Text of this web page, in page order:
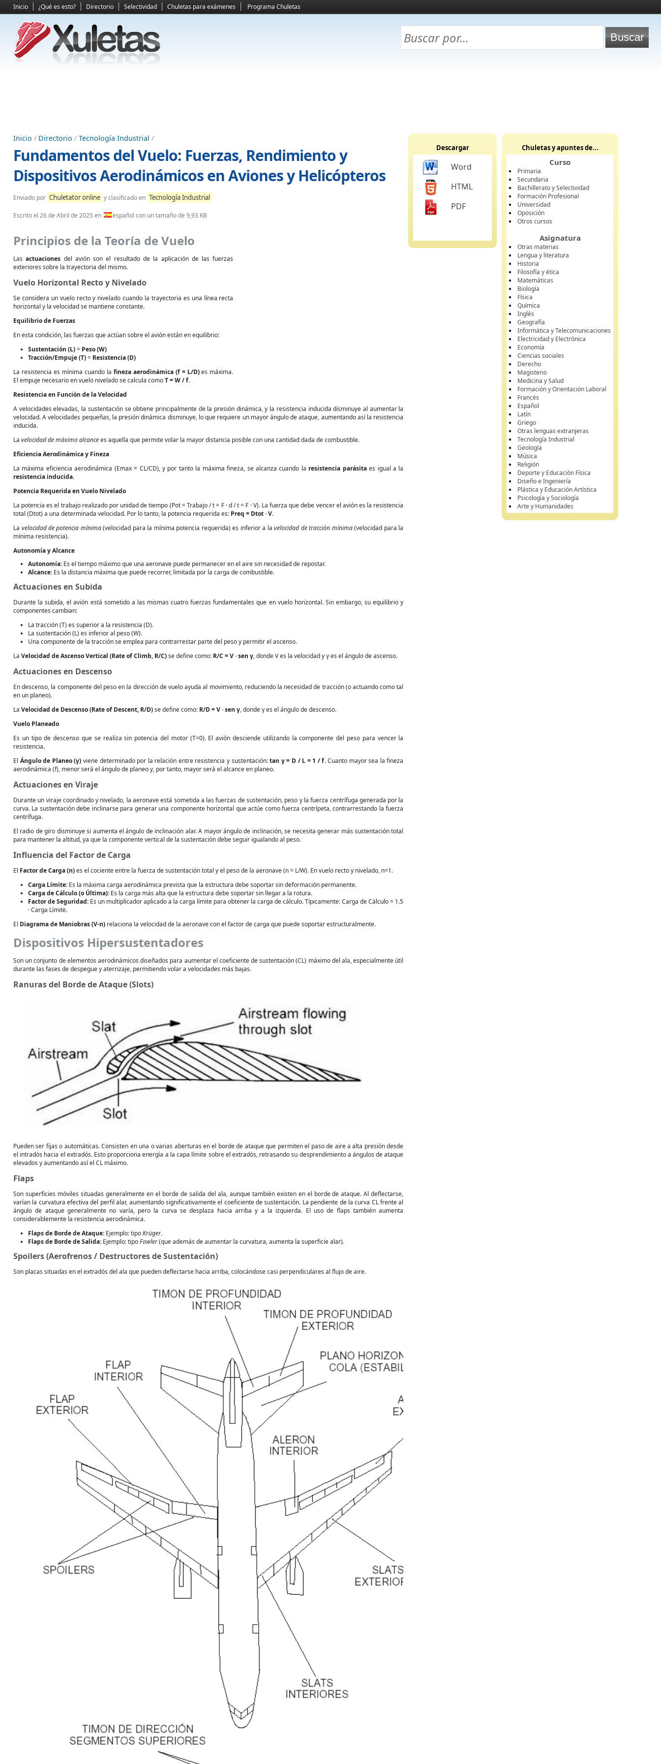
Inicio ¿Qué es esto? Directorio Selectividad Chuletas para exámenes Programa Chuletas
Inicio / Directorio / Tecnología Industrial /
Fundamentos del Vuelo: Fuerzas, Rendimiento y
Dispositivos Aerodinámicos en Aviones y Helicópteros
Enviado por Chuletator online y clasificado en Tecnología Industrial
Escrito el 26 de Abril de 2025 en español con un tamaño de 9,93 KB
Principios de la Teoría de Vuelo
Lasactuaciones del avión son el resultado de la aplicación de las fuerzas
exteriores sobre la trayectoria del mismo.
Vuelo Horizontal Recto y Nivelado
Se considera un vuelo recto y nivelado cuando la trayectoria es una línea recta
horizontal y la velocidad se mantiene constante.
Equilibrio de Fuerzas
En esta condición, las fuerzas que actúan sobre el avión están en equilibrio:
Sustentación (L)= Peso (W)
Tracción/Empuje (T)= Resistencia (D)
La resistencia es mínima cuando la fineza aerodinámica (f = L/D)es máxima.
El empuje necesario en vuelo nivelado se calcula comoT = W / f.
Resistencia en Función de la Velocidad
A velocidades elevadas, la sustentación se obtiene principalmente de la presión dinámica, y la resistencia inducida disminuye al aumentar la
velocidad. A velocidades pequeñas, la presión dinámica disminuye, lo que requiere un mayor ángulo de ataque, aumentando así la resistencia
inducida.
La velocidad de máximo alcancees aquella que permite volar la mayor distancia posible con una cantidad dada de combustible.
Eficiencia Aerodinámica y Fineza
La máxima eficiencia aerodinámica (Emax = CL/CD), y por tanto la máxima fineza, se alcanza cuando la resistencia parásitaes igual a la
resistencia inducida.
Potencia Requerida en Vuelo Nivelado
La potencia es el trabajo realizado por unidad de tiempo (Pot = Trabajo / t = F · d / t = F · V). La fuerza que debe vencer el avión es la resistencia
total (Dtot) a una determinada velocidad. Por lo tanto, la potencia requerida es: Preq = Dtot · V.
La velocidad de potencia mínima(velocidad para la mínima potencia requerida) es inferior a lavelocidad de tracción mínima(velocidad para la
mínima resistencia).
Autonomía y Alcance
Autonomía: Es el tiempo máximo que una aeronave puede permanecer en el aire sin necesidad de repostar.
Alcance: Es la distancia máxima que puede recorrer, limitada por la carga de combustible.
Actuaciones en Subida
Durante la subida, el avión está sometido a las mismas cuatro fuerzas fundamentales que en vuelo horizontal. Sin embargo, su equilibrio y
componentes cambian:
La tracción (T) es superior a la resistencia (D).
La sustentación (L) es inferior al peso (W).
Una componente de la tracción se emplea para contrarrestar parte del peso y permitir el ascenso.
La Velocidad de Ascenso Vertical (Rate of Climb, R/C)se define como: R/C = V · sen γ, donde V es la velocidad y γ es el ángulo de ascenso.
Actuaciones en Descenso
En descenso, la componente del peso en la dirección de vuelo ayuda al movimiento, reduciendo la necesidad de tracción (o actuando como tal
en un planeo).
La Velocidad de Descenso (Rate of Descent, R/D)se define como: R/D = V · sen γ, donde γ es el ángulo de descenso.
Vuelo Planeado
Es un tipo de descenso que se realiza sin potencia del motor (T=0). El avión desciende utilizando la componente del peso para vencer la
resistencia.
El Ángulo de Planeo (γ) viene determinado por la relación entre resistencia y sustentación:tan γ = D / L = 1 / f. Cuanto mayor sea la fineza
aerodinámica (f), menor será el ángulo de planeo y, por tanto, mayor será el alcance en planeo.
Actuaciones en Viraje
Durante un viraje coordinado y nivelado, la aeronave está sometida a las fuerzas de sustentación, peso y la fuerza centrífuga generada por la
curva. La sustentación debe inclinarse para generar una componente horizontal que actúe como fuerza centrípeta, contrarrestando la fuerza
centrífuga.
El radio de giro disminuye si aumenta el ángulo de inclinación alar. A mayor ángulo de inclinación, se necesita generar más sustentación total
para mantener la altitud, ya que la componente vertical de la sustentación debe seguir igualando al peso.
Influencia del Factor de Carga
El Factor de Carga (n)es el cociente entre la fuerza de sustentación total y el peso de la aeronave (n = L/W). En vuelo recto y nivelado, n=1.
Carga Límite: Es la máxima carga aerodinámica prevista que la estructura debe soportar sin deformación permanente.
Carga de Cálculo (o Última): Es la carga más alta que la estructura debe soportar sin llegar a la rotura.
Factor de Seguridad: Es un multiplicador aplicado a la carga límite para obtener la carga de cálculo. Típicamente: Carga de Cálculo = 1.5
· Carga Límite.
El Diagrama de Maniobras (V-n) relaciona la velocidad de la aeronave con el factor de carga que puede soportar estructuralmente.
Dispositivos Hipersustentadores
Son un conjunto de elementos aerodinámicos diseñados para aumentar el coeficiente de sustentación (CL) máximo del ala, especialmente útil
durante las fases de despegue y aterrizaje, permitiendo volar a velocidades más bajas.
Ranuras del Borde de Ataque (Slots)
Pueden ser fijas o automáticas. Consisten en una o varias aberturas en el borde de ataque que permiten el paso de aire a alta presión desde
el intradós hacia el extradós. Esto proporciona energía a la capa límite sobre el extradós, retrasando su desprendimiento a ángulos de ataque
elevados y aumentando así el CL máximo.
Flaps
Son superficies móviles situadas generalmente en el borde de salida del ala, aunque también existen en el borde de ataque. Al deflectarse,
varían la curvatura efectiva del perfil alar, aumentando significativamente el coeficiente de sustentación. La pendiente de la curva CL frente al
ángulo de ataque generalmente no varía, pero la curva se desplaza hacia arriba y a la izquierda. El uso de flaps también aumenta
considerablemente la resistencia aerodinámica.
Flaps de Borde de Ataque: Ejemplo: tipoKrüger.
Flaps de Borde de Salida: Ejemplo: tipoFowler(que además de aumentar la curvatura, aumenta la superficie alar).
Spoilers (Aerofrenos / Destructores de Sustentación)
Son placas situadas en el extradós del ala que pueden deflectarse hacia arriba, colocándose casi perpendiculares al flujo de aire.
Descargar
Word
HTML
PDF
Chuletas y apuntes de...
Curso
Primaria
Secundaria
Bachillerato y Selectividad
Formación Profesional
Universidad
Oposición
Otros cursos
Asignatura
Otras materias
Lengua y literatura
Historia
Filosofía y ética
Matemáticas
Biología
Física
Química
Inglés
Geografía
Informática y Telecomunicaciones
Electricidad y Electrónica
Economía
Ciencias sociales
Derecho
Magisterio
Medicina y Salud
Formación y Orientación Laboral
Francés
Español
Latín
Griego
Otras lenguas extranjeras
Tecnología Industrial
Geología
Música
Religión
Deporte y Educación Física
Diseño e Ingeniería
Plástica y Educación Artística
Psicología y Sociología
Arte y Humanidades